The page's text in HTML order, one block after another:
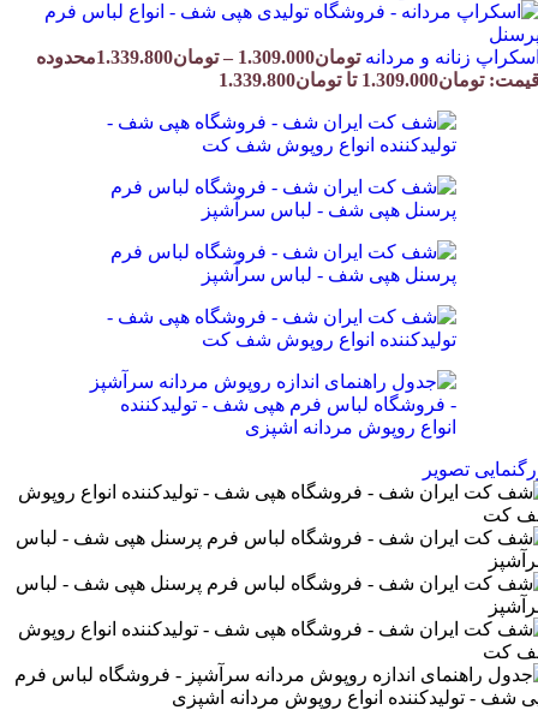
زنانه و مردانهتومان1.309.000
– تومان1.339.800محدوده
تومان1.309.000 تا تومان1.339.800
تصویر